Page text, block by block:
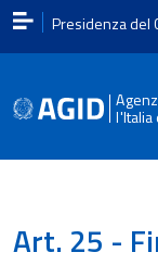
Presidenza del
l'Italia
Art. 25 -